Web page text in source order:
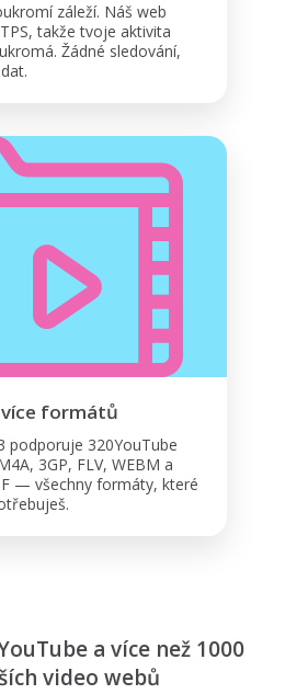
záleží. Náš web
takže tvoje aktivita
Žádné sledování,
formátů
podporuje 320YouTube
3GP, FLV, WEBM a
— všechny formáty, které
a více než 1000
video webů